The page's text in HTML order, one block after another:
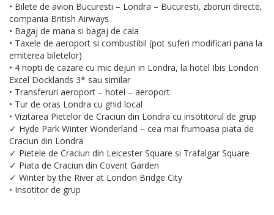
• Bilete de avion Bucuresti – Londra – Bucuresti, zboruri directe,
compania British Airways
• Bagaj de mana si bagaj de cala
• Taxele de aeroport si combustibil (pot suferi modificari pana la
emiterea biletelor)
• 4 nopti de cazare cu mic dejun in Londra, la hotel Ibis London
Excel Docklands 3* sau similar
• Transferuri aeroport – hotel – aeroport
• Tur de oras Londra cu ghid local
• Vizitarea Pietelor de Craciun din Londra cu insotitorul de grup
✓ Hyde Park Winter Wonderland – cea mai frumoasa piata de
Craciun din Londra
✓ Pietele de Craciun din Leicester Square si Trafalgar Square
✓ Piata de Craciun din Covent Garden
✓ Winter by the River at London Bridge City
• Insotitor de grup